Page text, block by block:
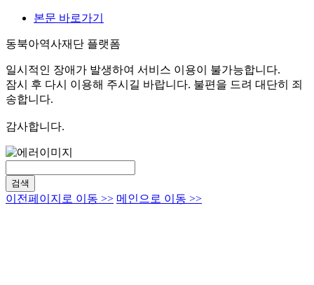
본문 바로가기
동북아역사재단 플랫폼
일시적인 장애가 발생하여 서비스 이용이 불가능합니다.
잠시 후 다시 이용해 주시길 바랍니다. 불편을 드려 대단히 죄
송합니다.
감사합니다.
검색
이전페이지로 이동 >> 메인으로 이동 >>